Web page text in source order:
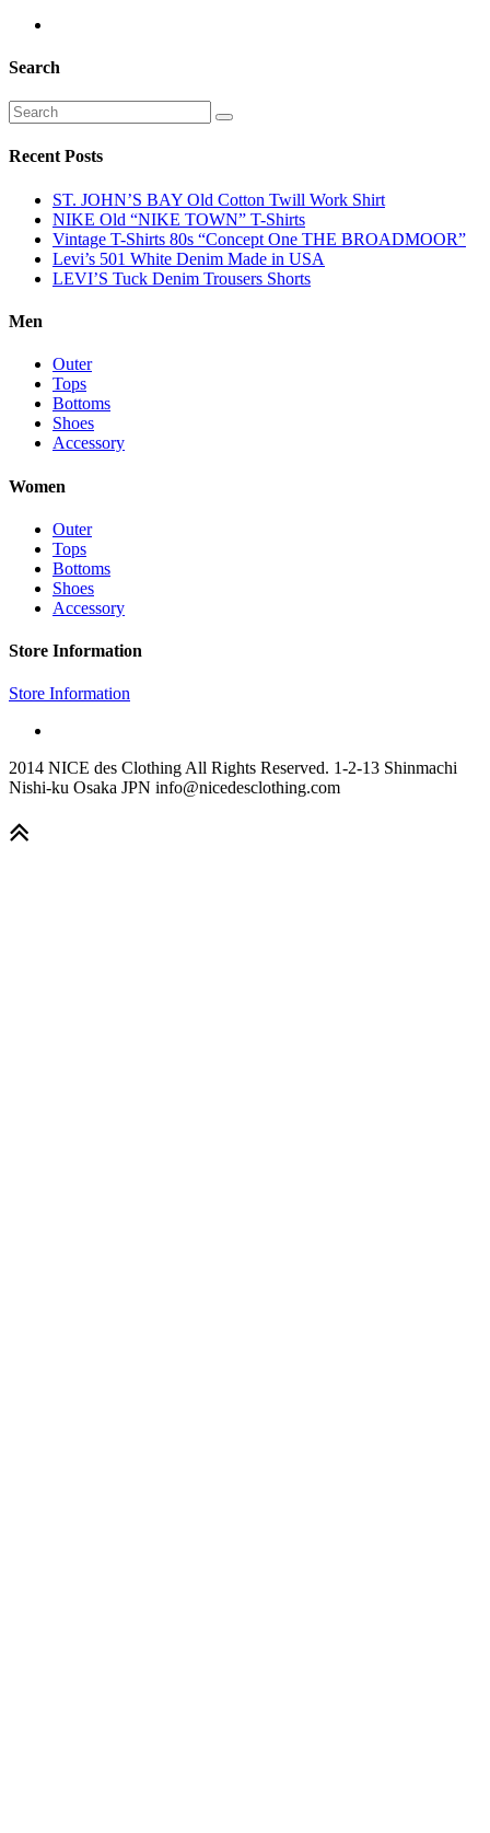
Search
Recent Posts
ST. JOHN’S BAY Old Cotton Twill Work Shirt
NIKE Old “NIKE TOWN” T-Shirts
Vintage T-Shirts 80s “Concept One THE BROADMOOR”
Levi’s 501 White Denim Made in USA
LEVI’S Tuck Denim Trousers Shorts
Men
Outer
Tops
Bottoms
Shoes
Accessory
Women
Outer
Tops
Bottoms
Shoes
Accessory
Store Information
Store Information
2014 NICE des Clothing All Rights Reserved. 1-2-13 Shinmachi
Nishi-ku Osaka JPN info@nicedesclothing.com